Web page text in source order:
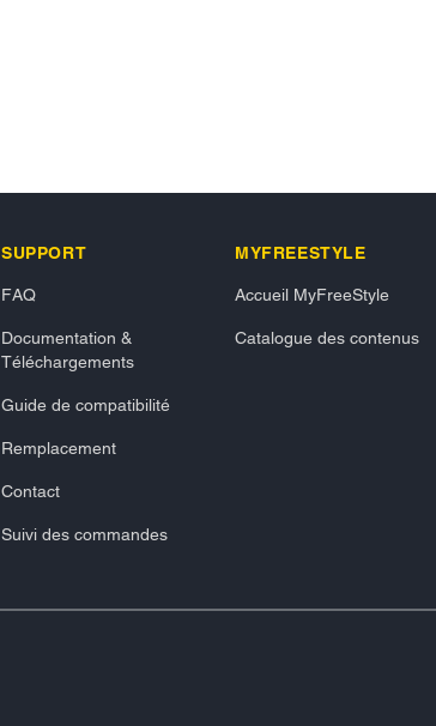
SUPPORT
FAQ
Documentation &
Téléchargements
Guide de compatibilité
Remplacement
Contact
Suivi des commandes
MYFREESTYLE
Accueil MyFreeStyle
Catalogue des contenus